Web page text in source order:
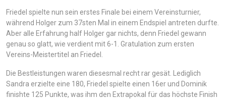
Friedel spielte nun sein erstes Finale bei einem Vereinsturnier,
während Holger zum 37sten Mal in einem Endspiel antreten durfte.
Aber alle Erfahrung half Holger gar nichts, denn Friedel gewann
genau so glatt, wie verdient mit 6-1. Gratulation zum ersten
Vereins-Meistertitel an Friedel.
Die Bestleistungen waren diesesmal recht rar gesät. Lediglich
Sandra erzielte eine 180, Friedel spielte einen 16er und Dominik
finishte 125 Punkte, was ihm den Extrapokal für das höchste Finish